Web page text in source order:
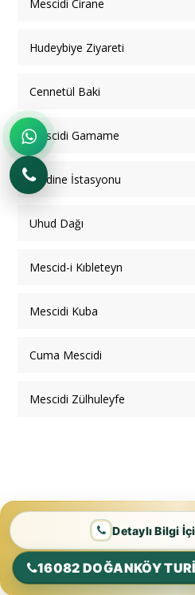
Mescidi Cirane
Hudeybiye Ziyareti
Cennetül Baki
Mescidi Gamame
Medine İstasyonu
Uhud Dağı
Mescid-i Kıbleteyn
Mescidi Kuba
Cuma Mescidi
Mescidi Zülhuleyfe
Detaylı Bilgi
16082 DOĞANKÖY